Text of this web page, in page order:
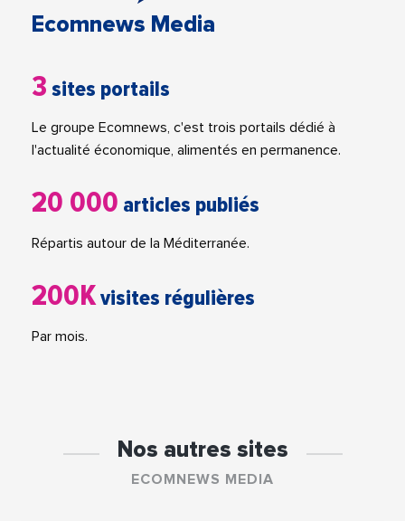
Ecomnews Media
3 sites portails
Le groupe Ecomnews, c'est trois portails dédié à
l'actualité économique, alimentés en permanence.
20 000 articles publiés
Répartis autour de la Méditerranée.
200Kvisites régulières
Par mois.
Nos autres sites
ECOMNEWS MEDIA